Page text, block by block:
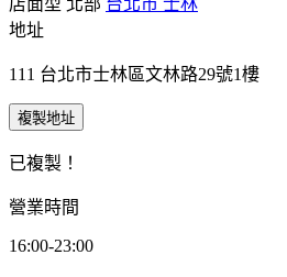
地址
111 台北市士林區文林路29號1樓
複製地址
已複製！
營業時間
16:00-23:00